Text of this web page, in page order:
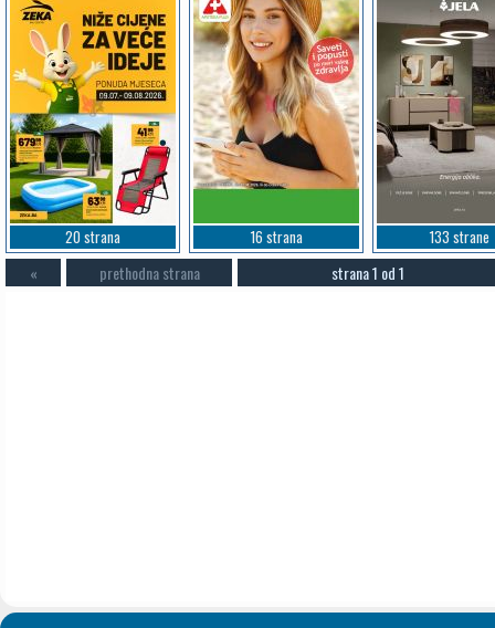
20 strana 16 strana 133 strane
« prethodna strana strana 1 od 1